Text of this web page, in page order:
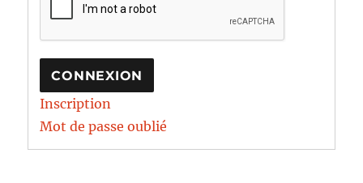
CONNEXION
Inscription
Mot de passe oublié